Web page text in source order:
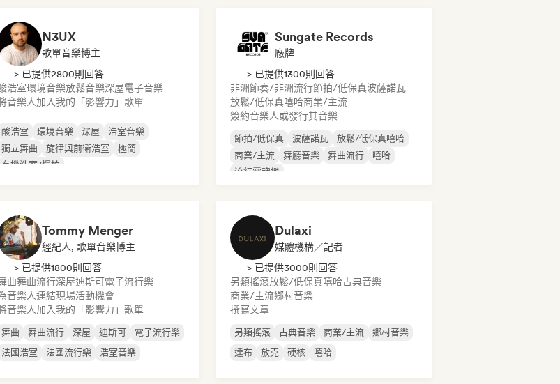
N3UX
歌單音樂博主
> 已提供2800則回答
浩室環境音樂放鬆音樂深屋電子音樂
音樂人加入我的「影響力」歌單
酸浩室 環境音樂 深屋
浩室音樂
獨立舞曲
旋律與前衛浩室
極簡
有機浩室/慢拍
Sungate Records
廠牌
> 已提供1300則回答
非洲節奏/非洲流行節拍/低保真波薩諾瓦
放鬆/低保真嘻哈商業/主流
簽約音樂人或發行其音樂
節拍/低保真 波薩諾瓦
放鬆/低保真嘻哈
商業/主流
舞廳音樂 舞曲流行
嘻哈
流行靈魂樂
Tommy Menger
經紀人, 歌單音樂博主
> 已提供1800則回答
曲舞曲流行深屋迪斯可電子流行樂
音樂人連結現場活動機會
音樂人加入我的「影響力」歌單
舞曲 舞曲流行 深屋 迪斯可
電子流行樂
法國浩室
法國流行樂 浩室音樂
Dulaxi
媒體機構／記者
> 已提供3000則回答
另類搖滾放鬆/低保真嘻哈古典音樂
商業/主流鄉村音樂
撰寫文章
另類搖滾 古典音樂 商業/主流
鄉村音樂
達布
放克 硬核 嘻哈